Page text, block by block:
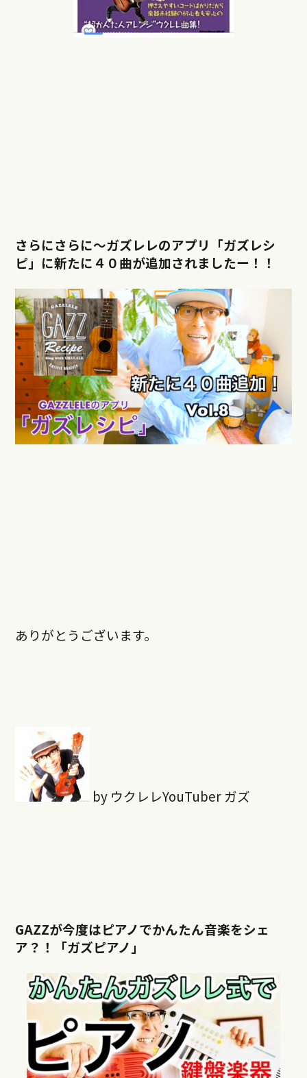
さらにさらに〜ガズレレのアプリ「ガズレシ
ピ」に新たに４０曲が追加されましたー！！
ありがとうございます。
by ウクレレYouTuber ガズ
GAZZが今度はピアノでかんたん音楽をシェ
ア？！「ガズピアノ」